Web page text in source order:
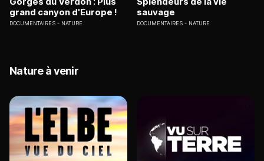
grand canyon d'Europe !
DOCUMENTAIRES NATURE
sauvage
DOCUMENTAIRES NATURE
Nature à venir